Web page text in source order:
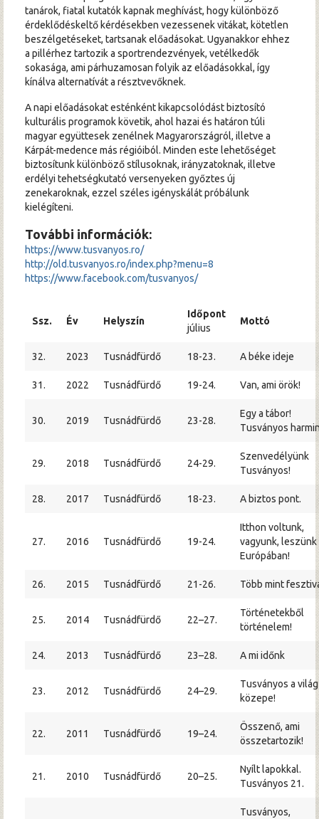
tanárok, fiatal kutatók kapnak meghívást, hogy különböző
érdeklődéskeltő kérdésekben vezessenek vitákat, kötetlen
beszélgetéseket, tartsanak előadásokat. Ugyanakkor ehhez
a pillérhez tartozik a sportrendezvények, vetélkedők
sokasága, ami párhuzamosan folyik az előadásokkal, így
kínálva alternatívát a résztvevőknek.
A napi előadásokat esténként kikapcsolódást biztosító
kulturális programok követik, ahol hazai és határon túli
magyar együttesek zenélnek Magyarországról, illetve a
Kárpát-medence más régióiból. Minden este lehetőséget
biztosítunk különböző stílusoknak, irányzatoknak, illetve
erdélyi tehetségkutató versenyeken győztes új
zenekaroknak, ezzel széles igényskálát próbálunk
kielégíteni.
További információk:
https://www.tusvanyos.ro/
http://old.tusvanyos.ro/index.php?menu=8
https://www.facebook.com/tusvanyos/
Ssz. Év Helyszín
Időpont
július
Mottó
32. 2023 Tusnádfürdő 18-23. A béke ideje
31. 2022 Tusnádfürdő 19-24. Van, ami örök!
30. 2019 Tusnádfürdő 23-28.
Egy a tábor!
Tusványos
29. 2018 Tusnádfürdő 24-29.
Szenvedélyünk
Tusványos!
28. 2017 Tusnádfürdő 18-23. A biztos pont.
27. 2016 Tusnádfürdő 19-24.
Itthon voltunk,
vagyunk, leszünk
Európában!
26. 2015 Tusnádfürdő 21-26. Több mint
25. 2014 Tusnádfürdő 22–27.
Történetekből
történelem!
24. 2013 Tusnádfürdő 23–28. A mi időnk
23. 2012 Tusnádfürdő 24–29.
Tusványos a világ
közepe!
22. 2011 Tusnádfürdő 19–24.
Összenő, ami
összetartozik!
21. 2010 Tusnádfürdő 20–25.
Nyílt lapokkal.
Tusványos 21.
Tusványos,